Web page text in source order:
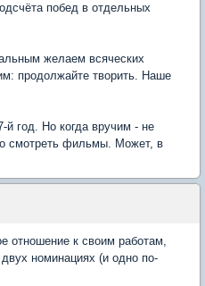
побед в отдельных
желаем всяческих
продолжайте творить. Наше
год. Но когда вручим - не
смотреть фильмы. Может, в
отношение к своим работам,
номинациях (и одно по-